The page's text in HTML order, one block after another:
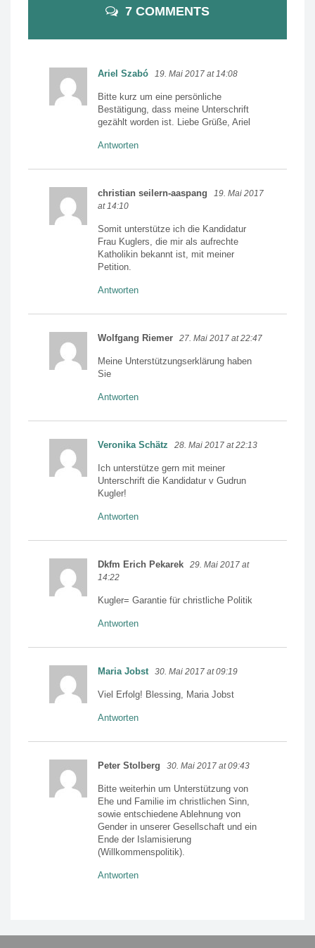
7 COMMENTS
Ariel Szabó 19. Mai 2017 at 14:08
Bitte kurz um eine persönliche
Bestätigung, dass meine Unterschrift
gezählt worden ist. Liebe Grüße, Ariel
Antworten
christian seilern-aaspang
19. Mai 2017
at 14:10
Somit unterstütze ich die Kandidatur
Frau Kuglers, die mir als aufrechte
Katholikin bekannt ist, mit meiner
Petition.
Antworten
Wolfgang Riemer 27. Mai 2017 at 22:47
Meine Unterstützungserklärung haben
Sie
Antworten
Veronika Schätz 28. Mai 2017 at 22:13
Ich unterstütze gern mit meiner
Unterschrift die Kandidatur v Gudrun
Kugler!
Antworten
Dkfm Erich Pekarek
29. Mai 2017 at
14:22
Kugler= Garantie für christliche Politik
Antworten
Maria Jobst 30. Mai 2017 at 09:19
Viel Erfolg! Blessing, Maria Jobst
Antworten
Peter Stolberg 30. Mai 2017 at 09:43
Bitte weiterhin um Unterstützung von
Ehe und Familie im christlichen Sinn,
sowie entschiedene Ablehnung von
Gender in unserer Gesellschaft und ein
Ende der Islamisierung
(Willkommenspolitik).
Antworten